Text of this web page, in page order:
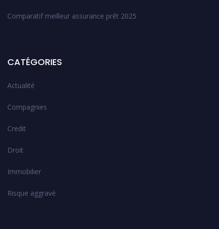
Comparatif meilleur assurance prêt 2025
CATÉGORIES
Actualité
Compagnies
Credit
Droit
Immobilier
Risque aggravé